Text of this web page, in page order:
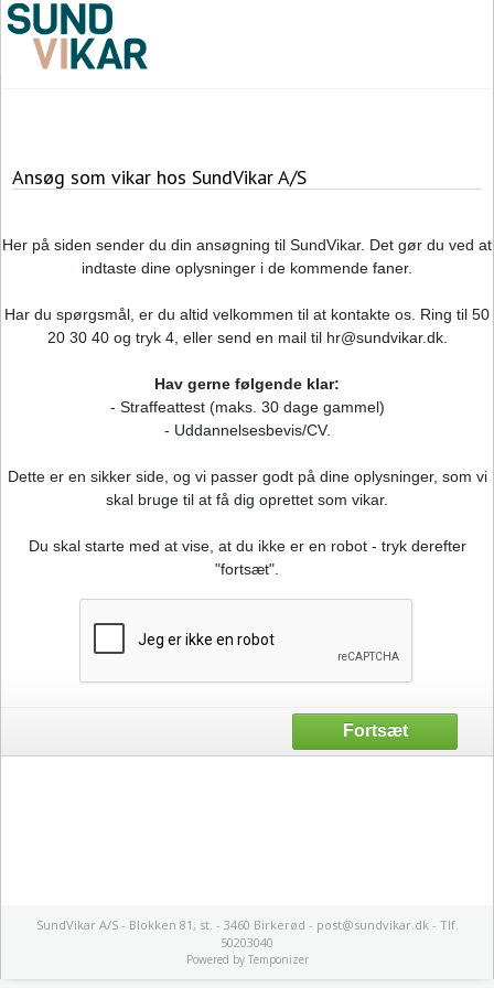
Ansøg som vikar hos SundVikar A/S
Her på siden sender du din ansøgning til SundVikar. Det gør du ved at
indtaste dine oplysninger i de kommende faner.
Har du spørgsmål, er du altid velkommen til at kontakte os. Ring til 50
20 30 40 og tryk 4, eller send en mail til hr@sundvikar.dk.
Hav gerne følgende klar:
- Straffeattest (maks. 30 dage gammel)
- Uddannelsesbevis/CV.
Dette er en sikker side, og vi passer godt på dine oplysninger, som vi
skal bruge til at få dig oprettet som vikar.
Du skal starte med at vise, at du ikke er en robot - tryk derefter
"fortsæt".
SundVikar A/S - Blokken 81, st. - 3460 Birkerød - post@sundvikar.dk - Tlf.
50203040
Powered by Temponizer